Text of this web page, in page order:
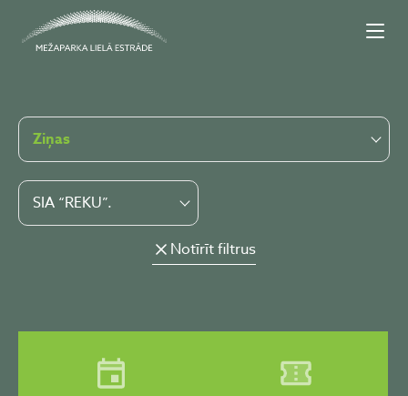
SIA “REKU”.
Notīrīt filtrus
Ziņas